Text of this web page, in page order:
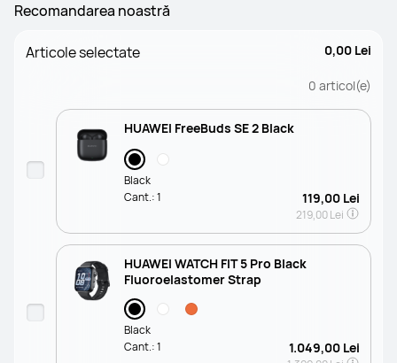
Recomandarea noastră
Articole selectate 0,00 Lei
0 articol(e)
HUAWEI FreeBuds SE 2 Black
Black
119,00 Lei
219,00 Lei
Cant.:1
HUAWEI WATCH FIT 5 Pro Black
Fluoroelastomer Strap
Black
1.049,00 Lei
Cant.:1